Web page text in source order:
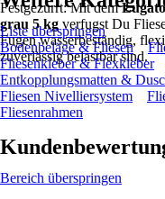
Festgezurrt: Mit dem
grau 5 kg verfugst Du
Fugen wasserbeständig,
zuverlässig belastbar sind.
Liste überspringen
Bodenbeläge & Fliesen
Fliesenkleber & Flexkleber
Entkopplungsmatten &
Fliesen Nivelliersystem
Fliesenrahmen
Bereich überspringen